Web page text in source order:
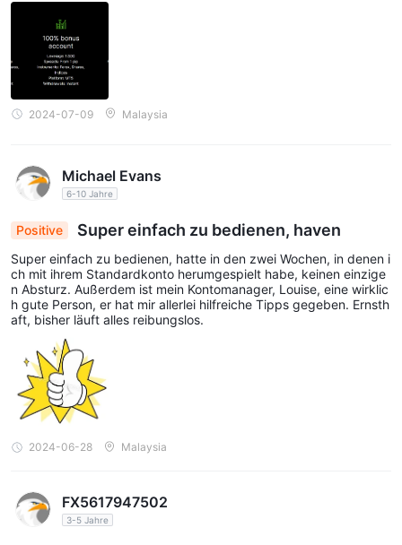
2024-07-09 Malaysia
Michael Evans
6-10 Jahre
Positive Super einfach zu bedienen, haven
Super einfach zu bedienen, hatte in den zwei Wochen, in denen i
ch mit ihrem Standardkonto herumgespielt habe, keinen einzige
n Absturz. Außerdem ist mein Kontomanager, Louise, eine wirklic
h gute Person, er hat mir allerlei hilfreiche Tipps gegeben. Ernsth
aft, bisher läuft alles reibungslos.
2024-06-28 Malaysia
FX5617947502
3-5 Jahre